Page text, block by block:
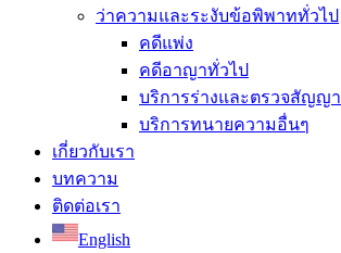
ว่าความและระงับข้อพิพาททั่วไป
คดีแพ่ง
คดีอาญาทั่วไป
บริการร่างและตรวจสัญญา
บริการทนายความอื่นๆ
เกี่ยวกับเรา
บทความ
ติดต่อเรา
English